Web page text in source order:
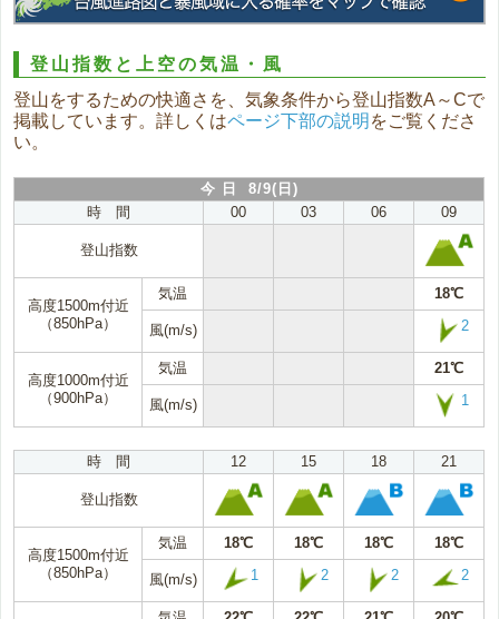
登山指数と上空の気温・風
登山をするための快適さを、気象条件から登山指数A～Cで
掲載しています。詳しくはページ下部の説明 をご覧くださ
い。
今 日 8/9(日)
時 間
00 03 06 09
登山指数
高度1500m付近
（850hPa）
気温 18℃
風(m/s) 2
高度1000m付近
（900hPa）
気温 21℃
風(m/s) 1
時 間 12 15 18 21
登山指数
高度1500m付近
（850hPa）
気温 18℃ 18℃ 18℃ 18℃
風(m/s) 1 2 2 2